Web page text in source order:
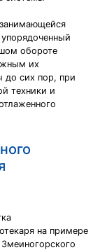
обороте
их
до сих пор, при
техники и
на примере